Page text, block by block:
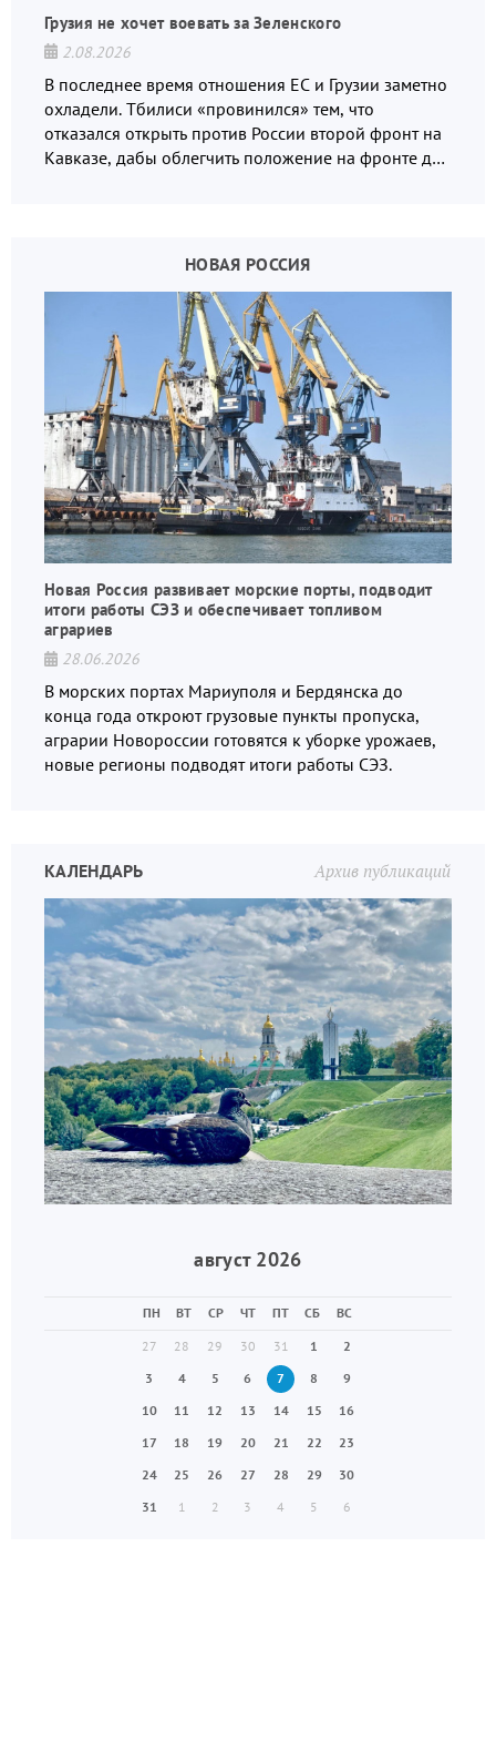
Грузия не хочет воевать за Зеленского
2.08.2026
В последнее время отношения ЕС и Грузии заметно
охладели. Тбилиси «провинился» тем, что
отказался открыть против России второй фронт на
Кавказе, дабы облегчить положение на фронте для
НОВАЯ РОССИЯ
Новая Россия развивает морские порты, подводит
итоги работы СЭЗ и обеспечивает топливом
аграриев
28.06.2026
В морских портах Мариуполя и Бердянска до
конца года откроют грузовые пункты пропуска,
аграрии Новороссии готовятся к уборке урожаев,
новые регионы подводят итоги работы СЭЗ.
Архив публикаций
КАЛЕНДАРЬ
август 2026
ПН ВТ СР ЧТ ПТ СБ
ВС
27
28 29 30 31 1
2
3
4 5 6 7 8
9
10
11 12 13 14 15
16
17
18 19 20 21 22
23
24
25 26 27 28 29
30
31
1 2 3 4 5 6